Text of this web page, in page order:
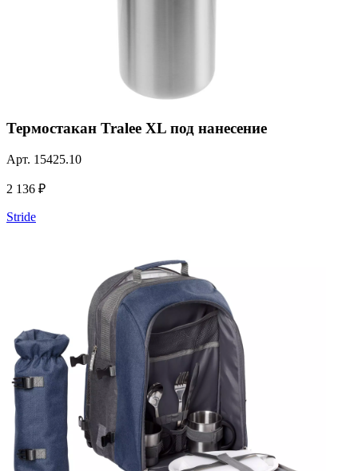
Термостакан Tralee XL под нанесение
Арт. 15425.10
2 136 ₽
Stride